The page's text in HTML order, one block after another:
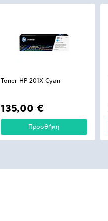
Toner HP 201X Cyan
135,00 €
Προσθήκη